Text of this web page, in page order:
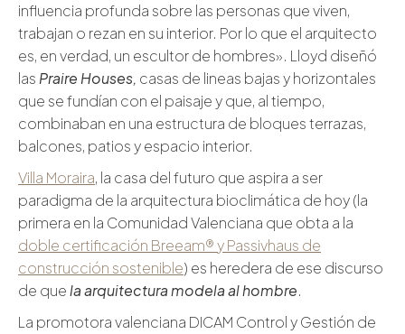
influencia profunda sobre las personas que viven,
trabajan o rezan en su interior. Por lo que el arquitecto
es, en verdad, un escultor de hombres». Lloyd diseñó
las Praire Houses, casas de lineas bajas y horizontales
que se fundían con el paisaje y que, al tiempo,
combinaban en una estructura de bloques terrazas,
balcones, patios y espacio interior.
Villa Moraira, la casa del futuro que aspira a ser
paradigma de la arquitectura bioclimática de hoy (la
primera en la Comunidad Valenciana que obta a la
doble certificación Breeam® y Passivhaus de
construcción sostenible) es heredera de ese discurso
de quela arquitectura modela al hombre.
La promotora valenciana DICAM Control y Gestión de